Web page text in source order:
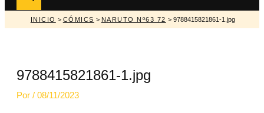
INICIO > CÓMICS > NARUTO Nº63 72 > 9788415821861-1.jpg
9788415821861-1.jpg
Por / 08/11/2023